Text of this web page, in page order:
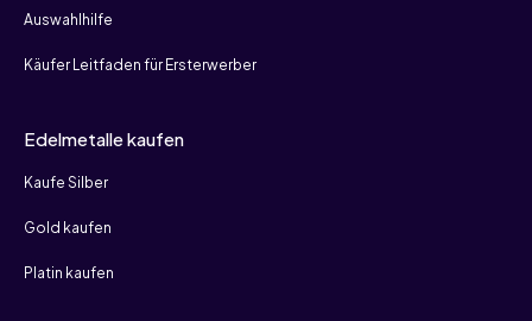
Auswahlhilfe
Käufer Leitfaden für Ersterwerber
Edelmetalle kaufen
Kaufe Silber
Gold kaufen
Platin kaufen